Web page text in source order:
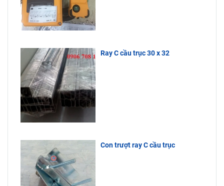
Công Ty
Bách Phương
để được tư
dài.
Ray C cầu trục 30 x 32
Con trượt ray C cầu trục